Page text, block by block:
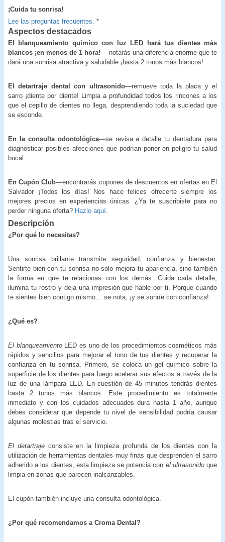
¡Cuida tu sonrisa!
Lee las preguntas frecuentes. *
Aspectos destacados
El blanqueamiento químico con luz LED hará tus dientes más
blancos ¡en menos de 1 hora! —notarás una diferencia enorme que te
dará una sonrisa atractiva y saludable ¡hasta 2 tonos más blancos!
El detartraje dental con ultrasonido—remueve toda la placa y el
sarro ¡diente por diente! Limpia a profundidad todos los rincones a los
que el cepillo de dientes no llega, desprendiendo toda la suciedad que
se esconde.
En la consulta odontológica—se revisa a detalle tu dentadura para
diagnosticar posibles afecciones que podrían poner en peligro tu salud
bucal.
En Cupón Club—encontrarás cupones de descuentos en ofertas en El
Salvador ¡Todos los días! Nos hace felices ofrecerte siempre los
mejores precios en experiencias únicas. ¿Ya te suscribiste para no
perder ninguna oferta? Hazlo aquí
Descripción
¿Por qué lo necesitas?
Una sonrisa brillante transmite seguridad, confianza y bienestar.
Sentirte bien con tu sonrisa no solo mejora tu apariencia, sino también
la forma en que te relacionas con los demás. Cuida cada detalle,
ilumina tu rostro y deja una impresión que hable por ti. Porque cuando
te sientes bien contigo mismo… se nota, ¡y se sonríe con confianza!
¿Qué es?
El blanqueamientoLED es uno de los procedimientos cosméticos más
rápidos y sencillos para mejorar el tono de tus dientes y recuperar la
confianza en tu sonrisa. Primero, se coloca un gel químico sobre la
superficie de los dientes para luego acelerar sus efectos a través de la
luz de una lámpara LED. En cuestión de 45 minutos tendrás dientes
hasta 2 tonos más blancos. Este procedimiento es totalmente
inmediato y con los cuidados adecuados dura hasta 1 año, aunque
debes considerar que depende tu nivel de sensibilidad podría causar
algunas molestias tras el servicio.
El detartrajeconsiste en la limpieza profunda de los dientes con la
utilización de herramientas dentales muy finas que desprenden el sarro
adherido a los dientes, esta limpieza se potencia con el ultrasonidoque
limpia en zonas que parecen inalcanzables.
El cupón también incluye una consulta odontológica.
¿Por qué recomendamos a Croma Dental?